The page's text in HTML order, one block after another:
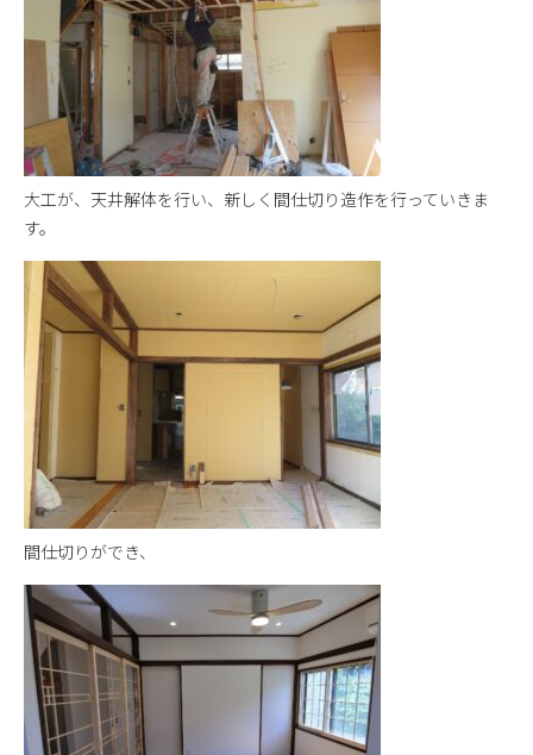
大工が、天井解体を行い、新しく間仕切り造作を行っていきま
す。
間仕切りができ、